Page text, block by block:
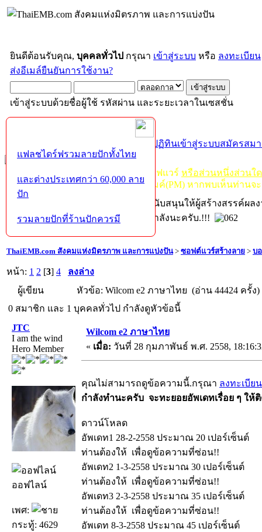
ยินดีต้อนรับคุณ, บุคคลทั่วไป กรุณา เข้าสู่ระบบ หรือ ลงทะเบียน
ส่งอีเมล์ยืนยันการใช้งาน?
เข้าสู่ระบบด้วยชื่อผู้ใช้ รหัสผ่าน และระยะเวลาในเซสชั่น
ปฏิทินเข้าสู่ระบบสมัครสม
กฏ-กติกา ห้ามจำหน่าย, จ่ายแจก ซอฟแวร์ หรือส่วนหนึ่งส่วนใ
ไม่ว่าจะเป็นทางหน้าบอร์ด หรือหลังไมค์(PM) หากพบเห็นท่านจ
หากท่านถูกในในผลงาน หรืออยากสนับสนุนให้ผู้สร้างสรรค์ผล
โปรดช่วยบริจาคให้ผู้จัดทำบ้างตามกำลังนะครับ.!!!
ThaiEMB.com สังคมแห่งมิตรภาพ และการแบ่งปัน> ซอฟต์แวร์สร้างลาย > บ
หน้า: 1 2 [3] 4
ลงล่าง
ผู้เขียน
หัวข้อ: Wilcom e2 ภาษาไทย (อ่าน 44424 ครั้ง)
0 สมาชิก และ 1 บุคคลทั่วไป กำลังดูหัวข้อนี้
JTC
I am the wind
Hero Member
ออฟไลน์
เพศ:
กระทู้: 4629
Wilcom e2 ภาษาไทย
« เมื่อ: วันที่ 28 กุมภาพันธ์ พ.ศ. 2558,
คุณไม่สามารถดูข้อความนี้.กรุณา ลงทะเบียน
กำลังทำนะครับ จะทะยอยอัพเดทเรื่อย ๆ ให้
ดาวน์โหลด
อัพเดท1 28-2-2558 ประมาณ 20 เปอร์เซ็นต์
ท่านต้องให้ เพื่อดูข้อความที่ซ่อน!!
อัพเดท2 1-3-2558 ประมาณ 30 เปอร์เซ็นต์
ท่านต้องให้ เพื่อดูข้อความที่ซ่อน!!
อัพเดท3 2-3-2558 ประมาณ 35 เปอร์เซ็นต์
ท่านต้องให้ เพื่อดูข้อความที่ซ่อน!!
อัพเดท 8-3-2558 ประมาณ 45 เปอร์เซ็นต์
แฟลชไดร์ฟรวมลายปักทั้งไทย
และต่างประเทศกว่า 60,000 ลาย
ปัก
รวมลายปักที่ร้านปักควรมี